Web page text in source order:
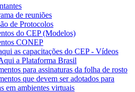
de reuniões
de Protocolos
do CEP (Modelos)
CONEP
as capacitações do CEP - Vídeos
a Plataforma Brasil
para assinaturas da folha de rosto
que devem ser adotados para
em ambientes virtuais